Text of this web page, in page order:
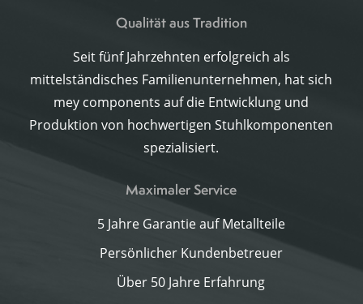
Qualität aus Tradition
Seit fünf Jahrzehnten erfolgreich als
mittelständisches Familienunternehmen, hat sich
mey components auf die Entwicklung und
Produktion von hochwertigen Stuhlkomponenten
spezialisiert.
Maximaler Service
5 Jahre Garantie auf Metallteile
Persönlicher Kundenbetreuer
Über 50 Jahre Erfahrung